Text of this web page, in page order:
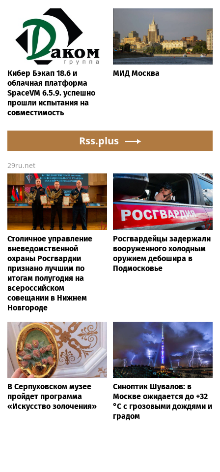
Кибер Бэкап 18.6 и
облачная платформа
SpaceVM 6.5.9. успешно
прошли испытания на
совместимость
МИД Москва
Rss.plus
29ru.net
Столичное управление
вневедомственной
охраны Росгвардии
признано лучшим по
итогам полугодия на
всероссийском
совещании в Нижнем
Новгороде
Росгвардейцы задержали
вооруженного холодным
оружием дебошира в
Подмосковье
В Серпуховском музее
пройдет программа
«Искусство золочения»
Синоптик Шувалов: в
Москве ожидается до +32
°C с грозовыми дождями и
градом